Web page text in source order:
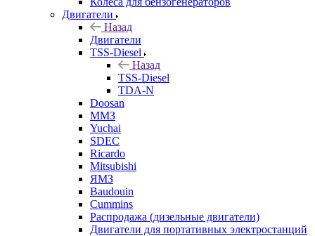
Двигатели
Назад
Двигатели
TSS-Diesel
Назад
TSS-Diesel
TDA-N
Doosan
ММЗ
Yuchai
SDEC
Ricardo
Mitsubishi
ЯМЗ
Baudouin
Cummins
Распродажа (дизельные двигатели)
Двигатели для портативных электростанций